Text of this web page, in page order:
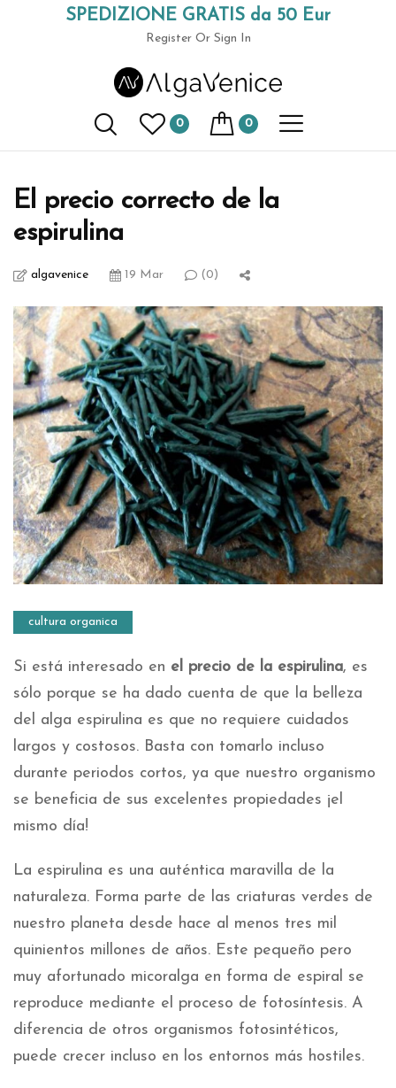
SPEDIZIONE GRATIS da 50 Eur
Register Or Sign In
(+39) 049 9789591
0 0
cultura organica El precio correcto de la espirulina
El precio correcto de la
espirulina
algavenice 19 Mar (0)
cultura organica
Si está interesado en el precio de la espirulina, es
sólo porque se ha dado cuenta de que la belleza
del alga espirulina es que no requiere cuidados
largos y costosos. Basta con tomarlo incluso
durante periodos cortos, ya que nuestro organismo
se beneficia de sus excelentes propiedades ¡el
mismo día!
La espirulina es una auténtica maravilla de la
naturaleza. Forma parte de las criaturas verdes de
nuestro planeta desde hace al menos tres mil
quinientos millones de años. Este pequeño pero
muy afortunado micoralga en forma de espiral se
reproduce mediante el proceso de fotosíntesis. A
diferencia de otros organismos fotosintéticos,
puede crecer incluso en los entornos más hostiles.